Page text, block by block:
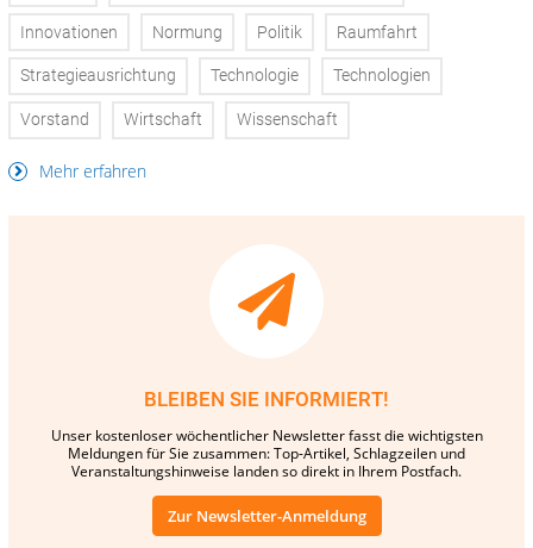
Innovationen Normung Politik Raumfahrt
Strategieausrichtung Technologie Technologien
Vorstand Wirtschaft Wissenschaft
Mehr erfahren
BLEIBEN SIE INFORMIERT!
Unser kostenloser wöchentlicher Newsletter fasst die wichtigsten
Meldungen für Sie zusammen: Top-Artikel, Schlagzeilen und
Veranstaltungshinweise landen so direkt in Ihrem Postfach.
Zur Newsletter-Anmeldung